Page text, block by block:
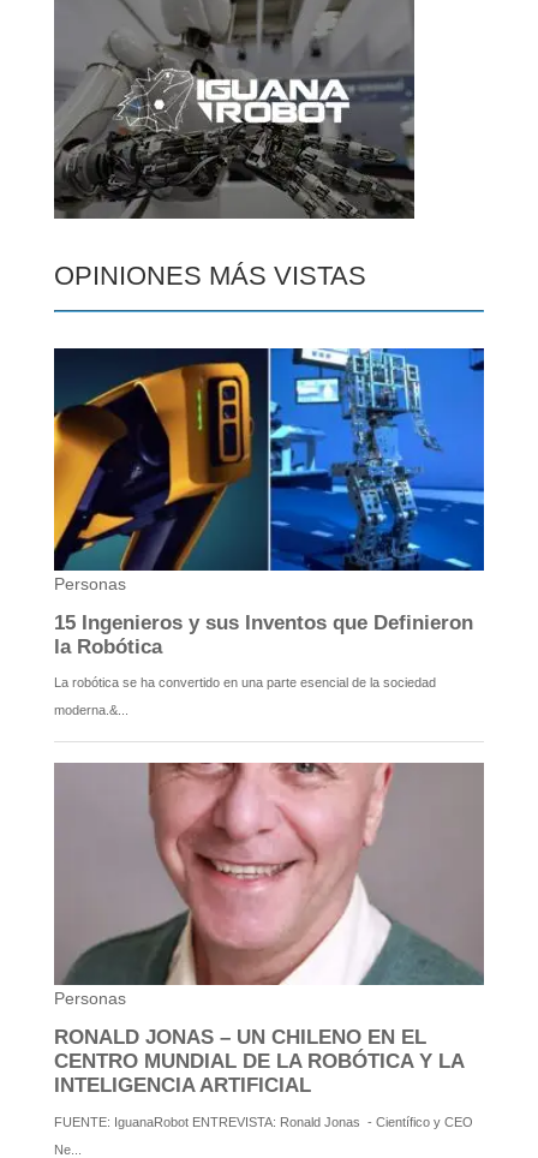
OPINIONES MÁS VISTAS